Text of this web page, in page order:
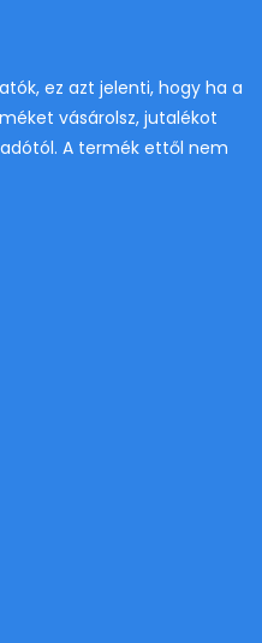
ez azt jelenti, hogy ha a
vásárolsz, jutalékot
A termék ettől nem